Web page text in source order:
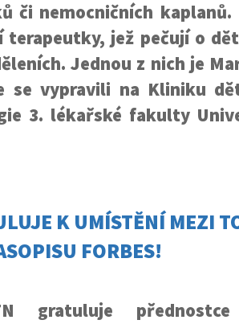
či nemocničních kaplanů.
jež pečují o
Jednou z nich je
se vypravili na Kliniku
3. lékařské fakulty
K UMÍSTĚNÍ MEZI
FORBES!
gratuluje přednostce